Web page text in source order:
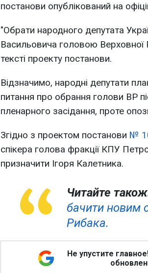
постанови опублікований на
"Обрати народного депутата
Васильовича головою Верховної
тексті проекту постанови.
Відзначимо, народні депутати
питання про обрання голови ВР
пленарного засідання, проте
Згідно з проектом постанови №
спікера голова фракції КПУ
призначити Ігоря Калетника.
Читайте
бачити новим
Рибака.
Не упустите